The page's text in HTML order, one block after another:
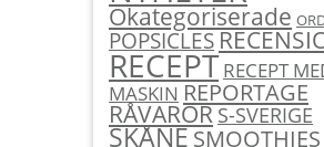
Okategoriserade
POPSICLES
RECEPT RECEPT
MASKIN REPORTAGE
RÅVARORS-SVERIGE
SKÅNESMOOTHIES